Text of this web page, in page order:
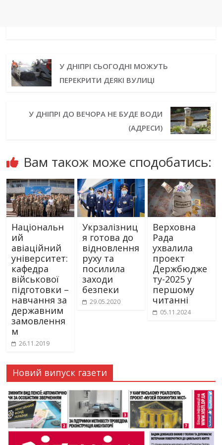
У ДНІПРІ СЬОГОДНІ МОЖУТЬ
ПЕРЕКРИТИ ДЕЯКІ ВУЛИЦІ
У ДНІПРІ ДО ВЕЧОРА НЕ БУДЕ ВОДИ
(АДРЕСИ)
Вам також може сподобатись:
Національн
ий
авіаційний
університет:
кафедра
військової
підготовки –
навчання за
державним
замовлення
м
26.11.2019
Укрзалізниц
я готова до
відновлення
руху та
посилила
заходи
безпеки
29.05.2020
Верховна
Рада
ухвалила
проект
Держбюдже
ту-2025 у
першому
читанні
05.11.2024
Новий випуск газети